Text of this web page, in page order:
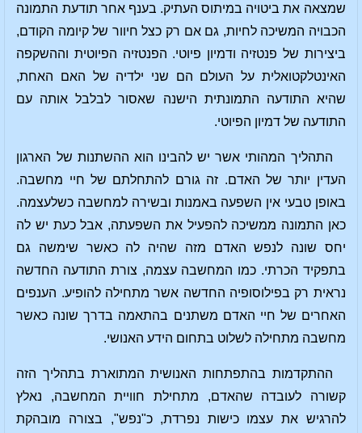
שמצאה את ביטויה במיתוס העתיק. בענף אחר תודעת התמונה
הכבויה המשיכה לחיות, גם אם רק כצל חיוור של קיומה הקודם,
ביצירות של פנטזיה ודמיון פיוטי. הפנטזיה הפיוטית וההשקפה
האינטלקטואלית על העולם הם שני ילדיה של האם האחת,
שהיא התודעה התמונתית הישנה שאסור לבלבל אותה עם
התודעה של דמיון הפיוטי.
התהליך המהותי אשר יש להבינו הוא ההשתנות של הארגון
העדין יותר של האדם. זה גורם להתחלתם של חיי מחשבה.
באופן טבעי אין השפעה באמנות ובשירה למחשבה כשלעצמה.
כאן התמונה ממשיכה להפעיל את השפעתה, אבל כעת יש לה
יחס שונה לנפש האדם מזה שהיה לה כאשר שימשה גם
בתפקיד הכרתי. כמו המחשבה עצמה, צורת התודעה החדשה
נראית רק בפילוסופיה החדשה אשר מתחילה להופיע. הענפים
האחרים של חיי האדם משתנים בהתאמה בדרך שונה כאשר
מחשבה מתחילה לשלוט בתחום הידע האנושי.
ההתקדמות בהתפתחות האנושית המתוארת בתהליך הזה
קשורה לעובדה שהאדם, מתחילת חוויית המחשבה, נאלץ
להרגיש את עצמו כישות נפרדת, כ"נפש", בצורה מובהקת